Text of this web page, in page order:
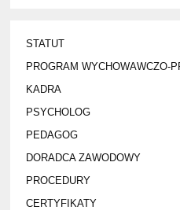
STATUT
PROGRAM WYCHOWAWCZO-
KADRA
PSYCHOLOG
PEDAGOG
DORADCA ZAWODOWY
PROCEDURY
CERTYFIKATY